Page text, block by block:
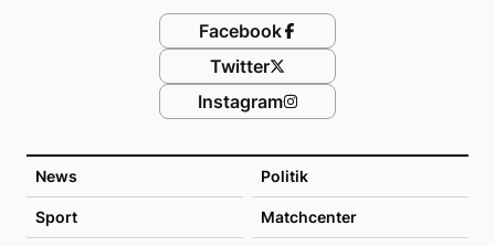
News Politik
Sport Matchcenter
Facebook
Twitter
Instagram